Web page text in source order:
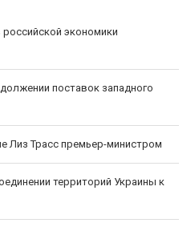
экономики
поставок западного
Лиз Трасс премьер-министром
территорий Украины к